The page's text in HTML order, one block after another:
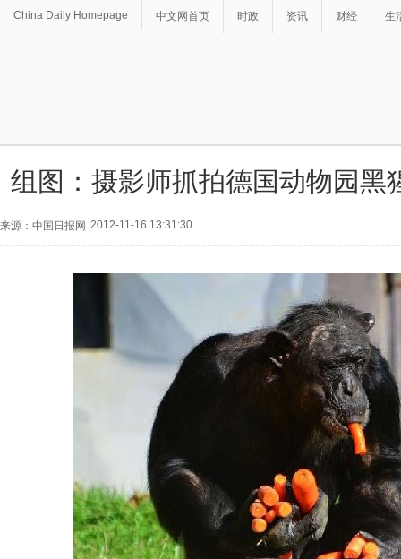
China Daily Homepage 中文网首页 时政 资讯 财经 生
组图：摄影师抓拍德国动物园黑
来源：中国日报网 2012-11-16 13:31:30